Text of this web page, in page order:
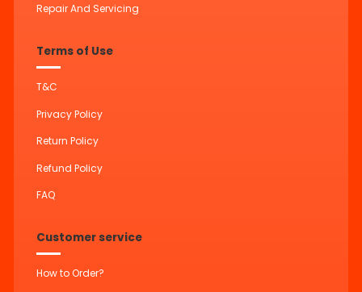
Repair And Servicing
Terms of Use
T&C
Privacy Policy
Return Policy
Refund Policy
FAQ
Customer service
How to Order?